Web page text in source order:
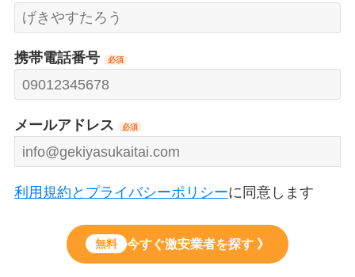
携帯電話番号 必須
メールアドレス 必須
利用規約とプライバシーポリシーに同意します
無料 今すぐ激安業者を探す 》